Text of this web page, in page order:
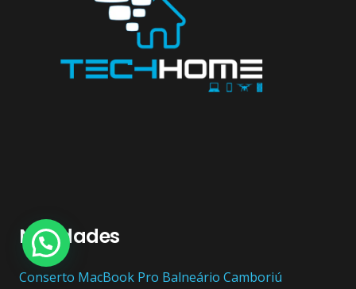
Novidades
Conserto ‎MacBook Pro Balneário Camboriú